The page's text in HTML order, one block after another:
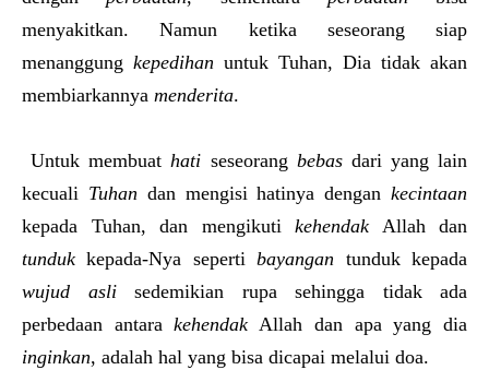
menyakitkan. Namun ketika seseorang siap
menanggung kepedihan untuk Tuhan, Dia tidak akan
membiarkannya menderita.
Untuk membuathati seseorang bebasdari yang lain
kecuali Tuhan dan mengisi hatinya dengankecintaan
kepada Tuhan, dan mengikuti kehendak Allah dan
tunduk kepada-Nya sepertibayangan tunduk kepada
wujud aslisedemikian rupa sehingga tidak ada
perbedaan antarakehendak Allah dan apa yang dia
inginkan, adalah hal yang bisa dicapai melalui doa.